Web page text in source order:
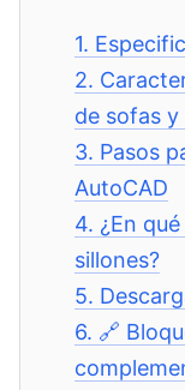
1.
2.
de sofas y
3. Pasos
AutoCAD
4. ¿En
sillones?
5.
6. 🔗